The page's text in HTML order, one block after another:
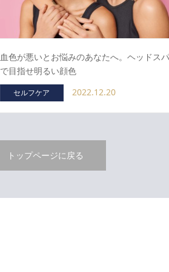
血色が悪いとお悩みのあなたへ。ヘッドスパ
で目指せ明るい顔色
セルフケア 2022.12.20
トップページに戻る